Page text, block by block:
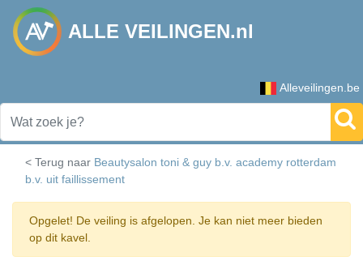
ALLE VEILINGEN.nl
Alleveilingen.be
< Terug naar Beautysalon toni & guy b.v. academy rotterdam
b.v. uit faillissement
Opgelet! De veiling is afgelopen. Je kan niet meer bieden
op dit kavel.